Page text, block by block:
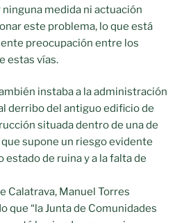
medida ni actuación
este problema, lo que está
preocupación entre los
estas vías.
instaba a la administración
derribo del antiguo edificio de
situada dentro de una de
supone un riesgo evidente
estado de ruina y a la falta de
Calatrava, Manuel Torres
que “la Junta de Comunidades